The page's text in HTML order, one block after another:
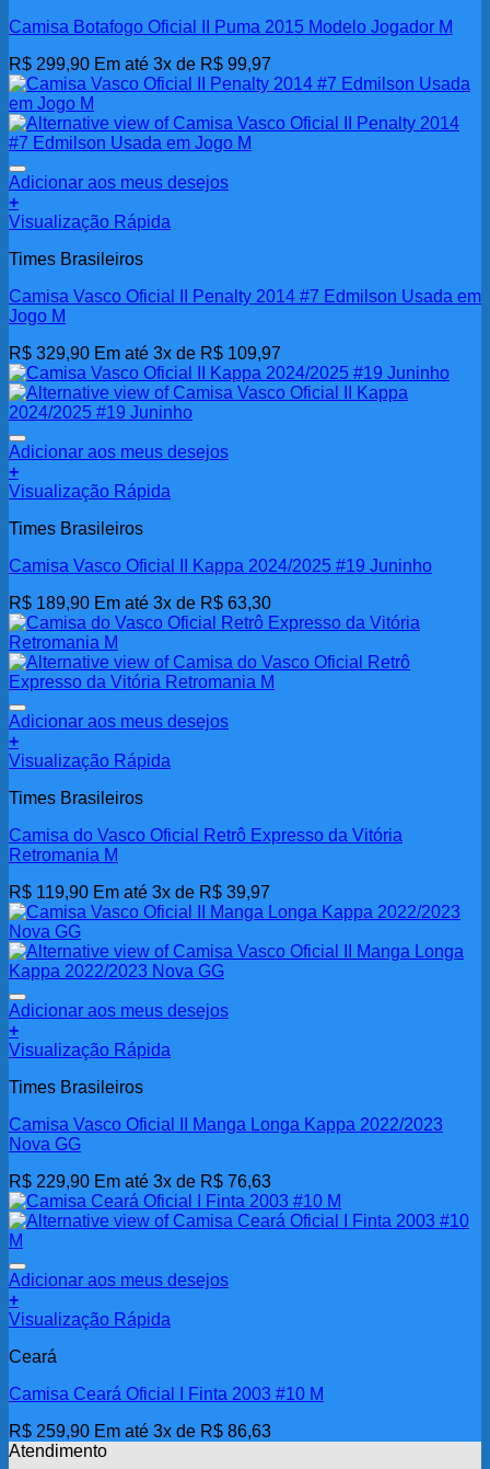
Camisa Botafogo Oficial II Puma 2015 Modelo Jogador M
R$ 299,90 Em até 3x de R$ 99,97
Adicionar aos meus desejos
+
Visualização Rápida
Times Brasileiros
Camisa Vasco Oficial II Penalty 2014 #7 Edmilson Usada em
Jogo M
R$ 329,90 Em até 3x de R$ 109,97
Adicionar aos meus desejos
+
Visualização Rápida
Times Brasileiros
Camisa Vasco Oficial II Kappa 2024/2025 #19 Juninho
R$ 189,90 Em até 3x de R$ 63,30
Adicionar aos meus desejos
+
Visualização Rápida
Times Brasileiros
Camisa do Vasco Oficial Retrô Expresso da Vitória
Retromania M
R$ 119,90 Em até 3x de R$ 39,97
Adicionar aos meus desejos
+
Visualização Rápida
Times Brasileiros
Camisa Vasco Oficial II Manga Longa Kappa 2022/2023
Nova GG
R$ 229,90 Em até 3x de R$ 76,63
Adicionar aos meus desejos
+
Visualização Rápida
Ceará
Camisa Ceará Oficial I Finta 2003 #10 M
R$ 259,90 Em até 3x de R$ 86,63
Atendimento